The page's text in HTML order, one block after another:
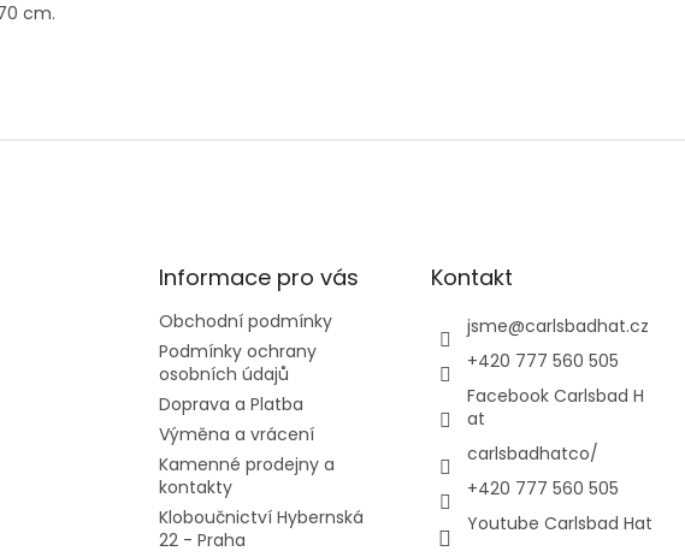
cm.
Informace pro vás
Obchodní podmínky
Podmínky ochrany
osobních údajů
Doprava a Platba
Výměna a vrácení
Kamenné prodejny a
kontakty
Kloboučnictví Hybernská
22 - Praha
Kontakt
jsme@carlsbadhat.cz
+420 777 560 505
Facebook Carlsbad H
at
carlsbadhatco/
+420 777 560 505
Youtube Carlsbad Hat